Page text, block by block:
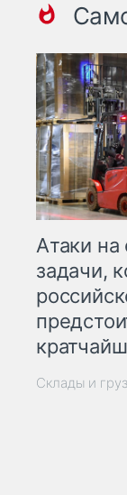
Атаки
задачи,
Склады и